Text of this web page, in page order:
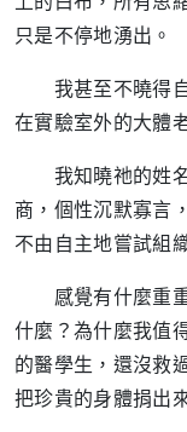
只是不停地湧出。
我甚至不曉得自
在實驗室外的大體
我知曉祂的姓名
商，個性沉默寡言
不由自主地嘗試組
感覺有什麼重重
什麼？為什麼我值
的醫學生，還沒救
把珍貴的身體捐出